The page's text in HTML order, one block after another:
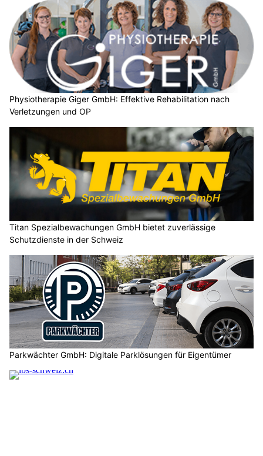
Physiotherapie Giger GmbH: Effektive Rehabilitation nach
Verletzungen und OP
Titan Spezialbewachungen GmbH bietet zuverlässige
Schutzdienste in der Schweiz
Parkwächter GmbH: Digitale Parklösungen für Eigentümer